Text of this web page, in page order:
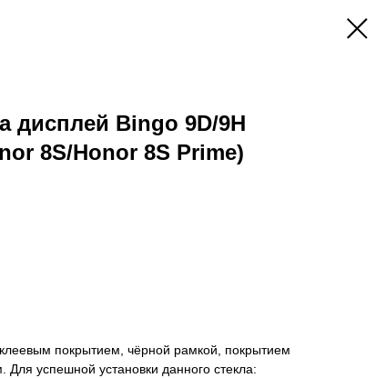
дисплей Bingo 9D/9H
8S/Honor 8S Prime)
покрытием, чёрной рамкой, покрытием
успешной установки данного стекла: